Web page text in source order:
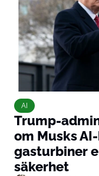
AI
Trump-
om Musks
gasturbiner
säkerhet